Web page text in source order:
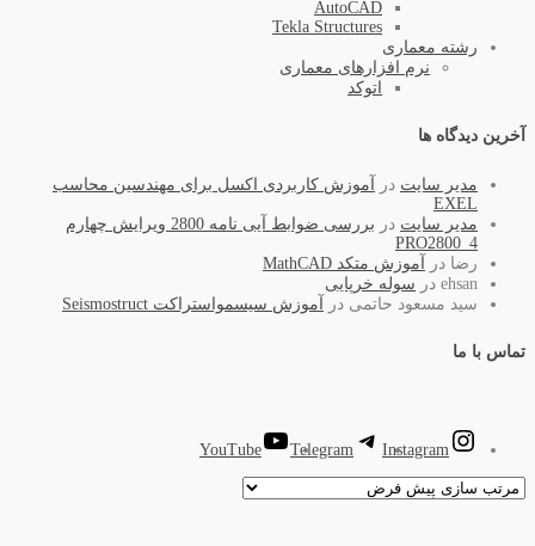
AutoCAD
Tekla Structures
رشته معماری
نرم افزارهای معماری
اتوکد
آخرین دیدگاه ها
مدیر سایت در
آموزش کاربردی اکسل برای مهندسین محاسب
EXEL
مدیر سایت در
بررسی ضوابط آیی نامه 2800 ویرایش چهارم
PRO2800_4
رضا در
آموزش متکد MathCAD
ehsan در سوله خرپایی
سید مسعود حاتمی در آموزش سیسمواستراکت Seismostruct
تماس با ما
Instagram
Telegram
YouTube